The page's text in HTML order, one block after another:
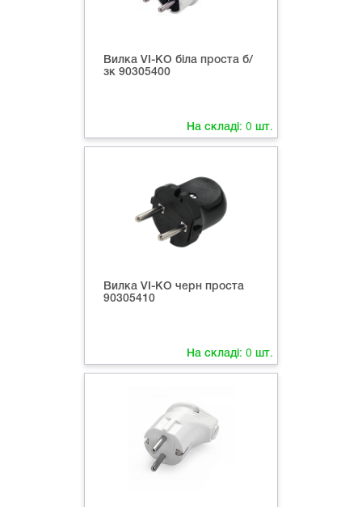
Вилка VI-KO біла проста б/
зк 90305400
На складі: 0 шт.
Вилка VI-KO черн проста
90305410
На складі: 0 шт.